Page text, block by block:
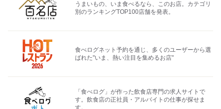
うまいもの、いま食べるなら、このお店。カテゴリ
別のランキングTOP100店舗を発表。
食べログネット予約を通じ、多くのユーザーから選
ばれた"いま、熱い注目を集めるお店"
「食べログ」が作った飲食店専門の求人サイトで
す。飲食店の正社員・アルバイトの仕事が探せま